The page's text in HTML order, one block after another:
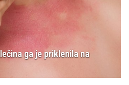
ga je priklenila na